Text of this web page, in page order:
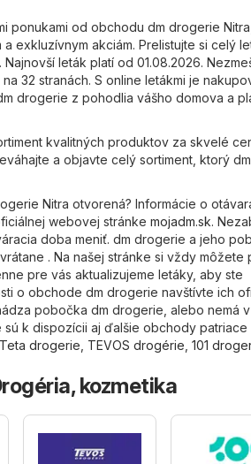
ponukami od obchodu dm drogerie
exkluzívnym akciám. Prelistujte si celý
leták platí od 01.08.2026.
32 stranách. S online letákmi je
drogerie z pohodlia vášho domova a
kvalitných produktov za skvelé
a objavte celý sortiment, ktorý dm
Nitra otvorená? Informácie o
webovej stránke mojadm.sk.
doba meniť. dm drogerie a jeho
. Na našej stránke si vždy môžete
pre vás aktualizujeme letáky, aby ste
o obchode dm drogerie navštívte ich
pobočka dm drogerie, alebo nemá
k dispozícii aj ďalšie obchody patriace
Teta drogerie TEVOS drogérie 101
kozmetika